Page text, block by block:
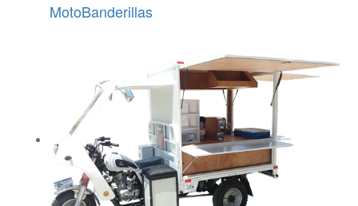
MotoBanderillas